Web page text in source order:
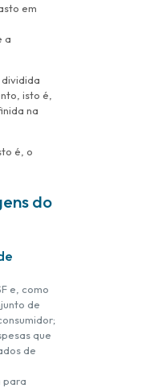
em
a
isto é,
na
é, o
do
e, como
de
que
de
para